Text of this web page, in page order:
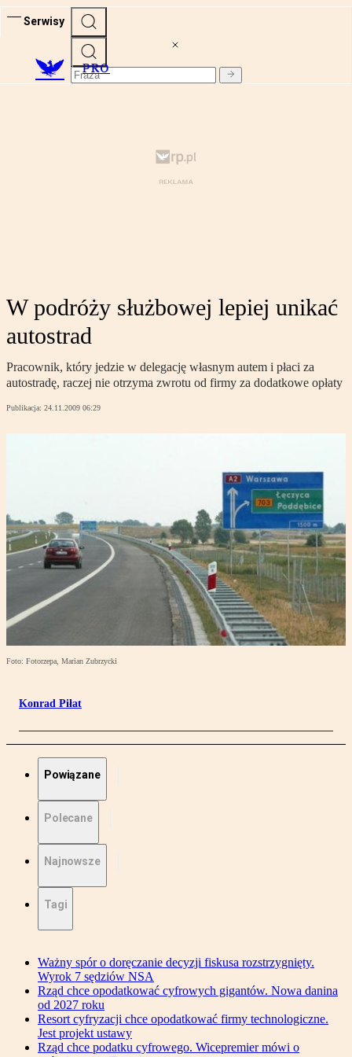
Serwisy
PRO
W podróży służbowej lepiej unikać
autostrad
Pracownik, który jedzie w delegację własnym autem i płaci za
autostradę, raczej nie otrzyma zwrotu od firmy za dodatkowe opłaty
Publikacja: 24.11.2009 06:29
Foto: Fotorzepa, Marian Zubrzycki
Konrad Piłat
Powiązane
Polecane
Najnowsze
Tagi
Ważny spór o doręczanie decyzji fiskusa rozstrzygnięty.
Wyrok 7 sędziów NSA
Rząd chce opodatkować cyfrowych gigantów. Nowa danina
od 2027 roku
Resort cyfryzacji chce opodatkować firmy technologiczne.
Jest projekt ustawy
Rząd chce podatku cyfrowego. Wicepremier mówi o